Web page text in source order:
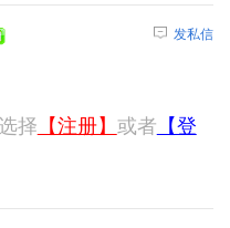
发私信
择 【注册】 或者 【登